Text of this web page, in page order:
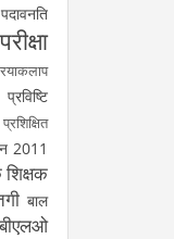
पदावनति
परीक्षा
प्रशिक्षित
2011
शिक्षक
बाल
बीएलओ